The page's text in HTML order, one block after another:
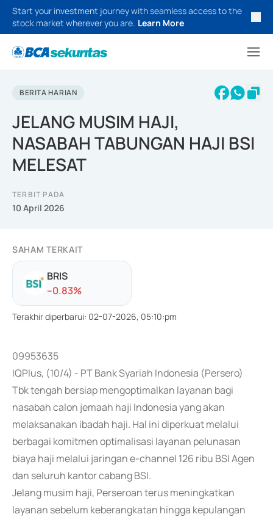
Start your investment journey with seamless access to the
stock market wherever you are. Learn More
BERITA HARIAN
JELANG MUSIM HAJI,
NASABAH TABUNGAN HAJI BSI
MELESAT
TERBIT PADA
10 April 2026
SAHAM TERKAIT
BRIS
--0.83%
Terakhir diperbarui: 02-07-2026, 05:10:pm
09953635
IQPlus, (10/4) - PT Bank Syariah Indonesia (Persero)
Tbk tengah bersiap mengoptimalkan layanan bagi
nasabah calon jemaah haji Indonesia yang akan
melaksanakan ibadah haji. Hal ini diperkuat melalui
berbagai komitmen optimalisasi layanan pelunasan
biaya haji melalui jaringan e-channel 126 ribu BSI Agen
dan seluruh kantor cabang BSI.
Jelang musim haji, Perseroan terus meningkatkan
layanan sebelum keberangkatan hingga kepulangan